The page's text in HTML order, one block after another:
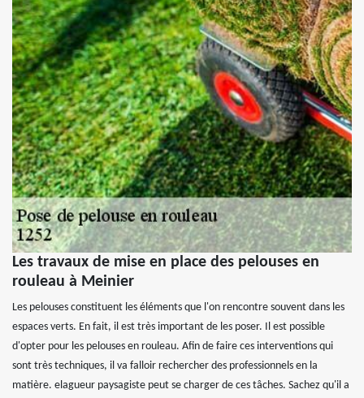
Les travaux de mise en place des pelouses en
rouleau à Meinier
Les pelouses constituent les éléments que l'on rencontre souvent dans les
espaces verts. En fait, il est très important de les poser. Il est possible
d'opter pour les pelouses en rouleau. Afin de faire ces interventions qui
sont très techniques, il va falloir rechercher des professionnels en la
matière. elagueur paysagiste peut se charger de ces tâches. Sachez qu'il a